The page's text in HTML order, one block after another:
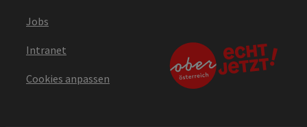
Jobs
Intranet
Cookies anpassen